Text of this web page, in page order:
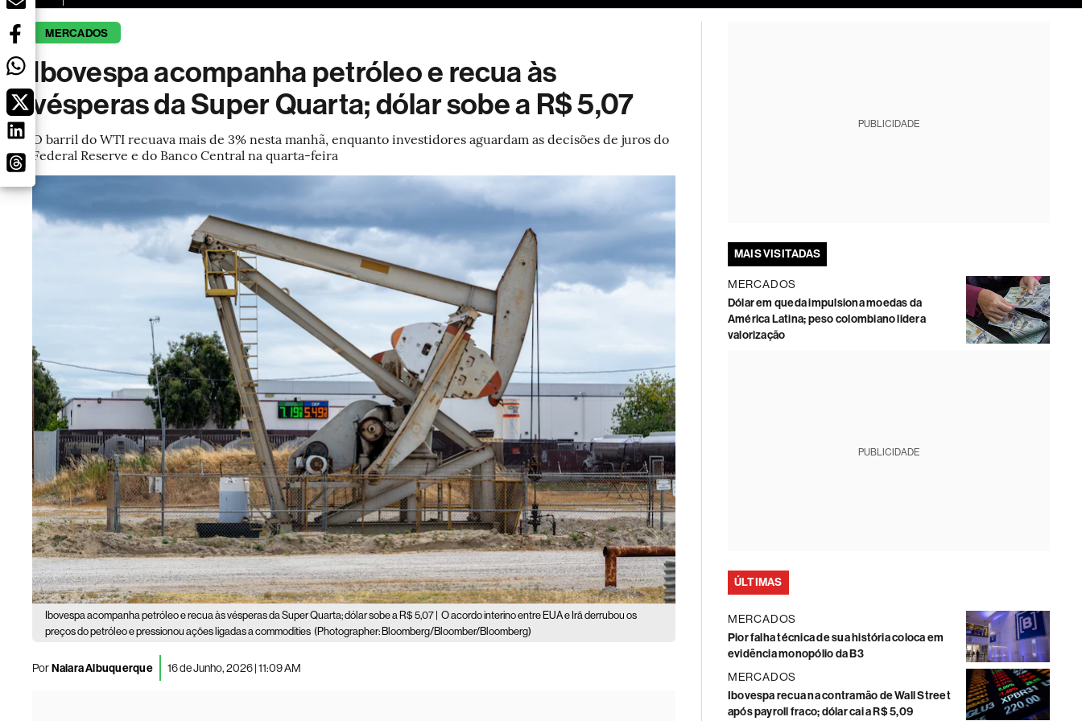
MERCADOS
Ibovespa acompanha petróleo e recua às
vésperas da Super Quarta; dólar sobe a R$ 5,07
O barril do WTI recuava mais de 3% nesta manhã, enquanto investidores aguardam as decisões de juros do
Federal Reserve e do Banco Central na quarta-feira
Ibovespa acompanha petróleo e recua às vésperas da Super Quarta; dólar sobe a R$ 5,07 |
O acordo interino entre EUA e Irã derrubou os
preços do petróleo e pressionou ações ligadas a commodities (Photographer: Bloomberg/Bloomber/Bloomberg)
PorNaiara Albuquerque 16 de Junho, 2026 | 11:09 AM
PUBLICIDADE
MAIS VISITADAS
MERCADOS
Dólar em queda impulsiona moedas da
América Latina; peso colombiano lidera
valorização
PUBLICIDADE
ÚLTIMAS
MERCADOS
Pior falha técnica de sua história coloca em
evidência monopólio da B3
MERCADOS
Ibovespa recua na contramão de Wall Street
após payroll fraco; dólar cai a R$ 5,09